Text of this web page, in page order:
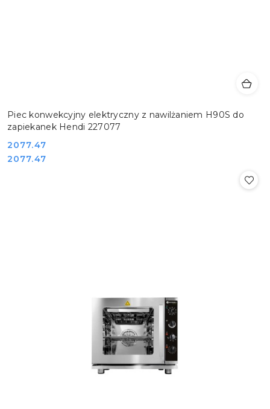
Piec konwekcyjny elektryczny z nawilżaniem H90S do
zapiekanek Hendi 227077
Cena:
2077.47
Cena:
2077.47